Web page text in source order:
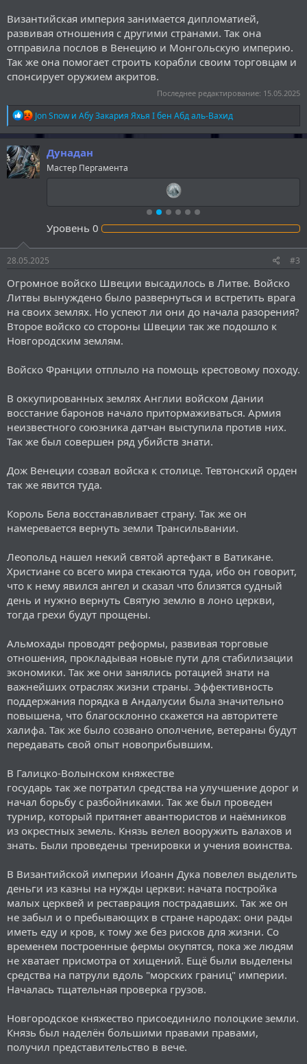
Византийская империя занимается дипломатией,
развивая отношения с другими странами. Так она
отправила послов в Венецию и Монгольскую империю.
Так же она помогает строить корабли своим торговцам и
спонсирует оружием акритов.
Последнее редактирование: 15.05.2025
Р
е
а
к
ц
и
и
Jon Snowи Абу Закария Яхья I бен Абд аль-Вахид
Дунадан
Мастер Пергамента
Уровень 0
28.05.2025 #3
Огромное войско Швеции высадилось в Литве. Войско
Литвы вынуждено было развернуться и встретить врага
на своих землях. Но успеют ли они до начала разорения?
Второе войско со стороны Швеции так же подошло к
Новгородским землям.
Войско Франции отплыло на помощь крестовому походу.
В оккупированных землях Англии войском Дании
восстание баронов начало притормаживаться. Армия
неизвестного союзника датчан выступила против них.
Так же был совершен ряд убийств знати.
Дож Венеции созвал войска к столице. Тевтонский орден
так же явится туда.
Король Бела восстанавливает страну. Так же он
намеревается вернуть земли Трансильвании.
Леопольд нашел некий святой артефакт в Ватикане.
Христиане со всего мира стекаются туда, ибо он говорит,
что к нему явился ангел и сказал что близятся судный
день и нужно вернуть Святую землю в лоно церкви,
тогда грехи будут прощены.
Альмохады проводят реформы, развивая торговые
отношения, прокладывая новые пути для стабилизации
экономики. Так же они занялись ротацией знати на
важнейших отраслях жизни страны. Эффективность
поддержания порядка в Андалусии была значительно
повышена, что благосклонно скажется на авторитете
халифа. Так же было созвано ополчение, ветераны будут
передавать свой опыт новоприбывшим.
В Галицко-Волынском княжестве
государь так же потратил средства на улучшение дорог и
начал борьбу с разбойниками. Так же был проведен
турнир, который притянет авантюристов и наёмников
из окрестных земель. Князь велел вооружить валахов и
знать. Были проведены тренировки и учения воинства.
В Византийской империи Иоанн Дука повелел выделить
деньги из казны на нужды церкви: начата постройка
малых церквей и реставрация пострадавших. Так же он
не забыл и о пребывающих в стране народах: они рады
иметь еду и кров, к тому же без рисков для жизни. Со
временем построенные фермы окупятся, пока же людям
не хватает присмотра от хищений. Ещё были выделены
средства на патрули вдоль "морских границ" империи.
Началась тщательная проверка грузов.
Новгородское княжество присоединило полоцкие земли.
Князь был наделён большими правами правами,
получил представительство в вече.